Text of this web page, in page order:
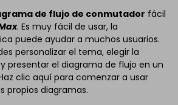
de flujo de conmutador fácil
. Es muy fácil de usar, la
puede ayudar a muchos usuarios.
personalizar el tema, elegir la
presentar el diagrama de flujo en un
clic aquí para comenzar a usar
propios diagramas.